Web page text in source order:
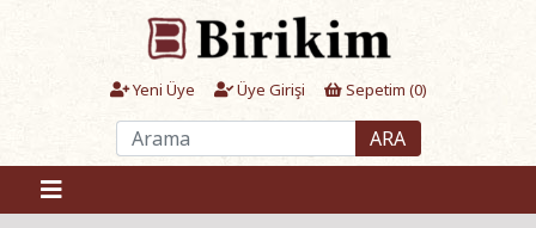
Yeni Üye Üye Girişi Sepetim (0)
ARA